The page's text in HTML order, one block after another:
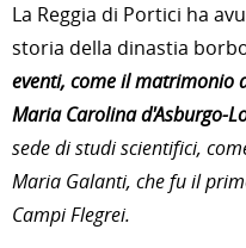
La Reggia di Portici ha
storia della dinastia
eventi, come il matrimonio
Maria Carolina d'Asburgo-
sede di studi scientifici,
Maria Galanti, che fu il
Campi Flegrei.